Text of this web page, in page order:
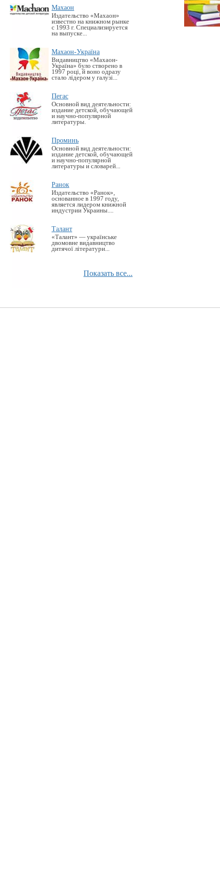
Махаон
Издательство «Махаон»
известно на книжном рынке
с 1993 г. Специализируется
на выпуске...
Махаон-Україна
Видавництво «Махаон-
Україна» було створено в
1997 році, й воно одразу
стало лідером у галузі...
Пегас
Основной вид деятельности:
издание детской, обучающей
и научно-популярной
литературы.
Проминь
Основной вид деятельности:
издание детской, обучающей
и научно-популярной
литературы и словарей...
Ранок
Издательство «Ранок»,
основанное в 1997 году,
является лидером книжной
индустрии Украины....
Талант
«Талант» — українське
двомовне видавництво
дитячої літератури...
Показать все...